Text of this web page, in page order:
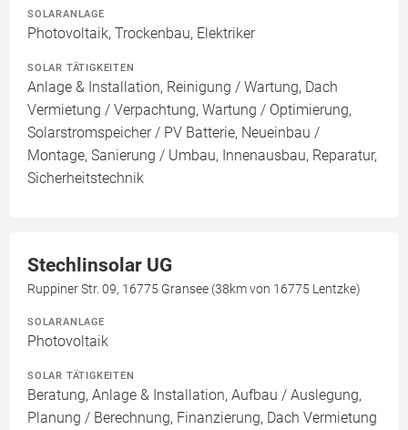
SOLARANLAGE
Photovoltaik, Trockenbau, Elektriker
SOLAR TÄTIGKEITEN
Anlage & Installation, Reinigung / Wartung, Dach
Vermietung / Verpachtung, Wartung / Optimierung,
Solarstromspeicher / PV Batterie, Neueinbau /
Montage, Sanierung / Umbau, Innenausbau, Reparatur,
Sicherheitstechnik
Stechlinsolar UG
Ruppiner Str. 09, 16775 Gransee (38km von 16775 Lentzke)
SOLARANLAGE
Photovoltaik
SOLAR TÄTIGKEITEN
Beratung, Anlage & Installation, Aufbau / Auslegung,
Planung / Berechnung, Finanzierung, Dach Vermietung